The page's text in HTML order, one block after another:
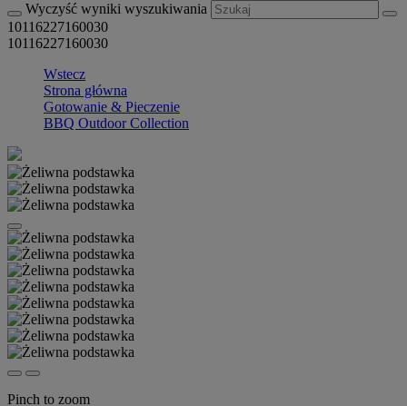
Wyczyść wyniki wyszukiwania
10116227160030
10116227160030
Wstecz
Strona główna
Gotowanie & Pieczenie
BBQ Outdoor Collection
Pinch to zoom